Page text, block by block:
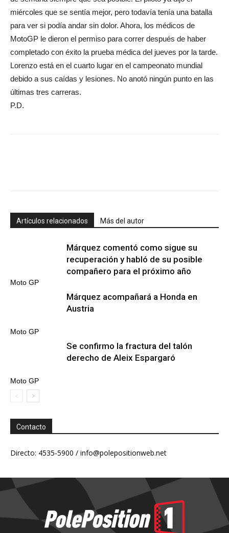
miércoles que se sentía mejor, pero todavía tenía una batalla
para ver si podía andar sin dolor. Ahora, los médicos de
MotoGP le dieron el permiso para correr después de haber
completado con éxito la prueba médica del jueves por la tarde.
Lorenzo está en el cuarto lugar en el campeonato mundial
debido a sus caídas y lesiones. No anotó ningún punto en las
últimas tres carreras.
P.D.
Artículos relacionados Más del autor
Moto GP
Márquez comentó como sigue su
recuperación y habló de su posible
compañero para el próximo año
Moto GP
Márquez acompañará a Honda en
Austria
Moto GP
Se confirmo la fractura del talón
derecho de Aleix Espargaró
Contacto
Directo: 4535-5900 / info@polepositionweb.net